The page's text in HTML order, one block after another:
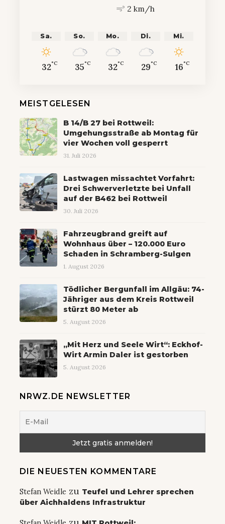
2 km/h
Sa.
32°C
So.
35°C
Mo.
32°C
Di.
29°C
Mi.
16°C
MEISTGELESEN
B 14/B 27 bei Rottweil:
Umgehungsstraße ab Montag für
vier Wochen voll gesperrt
31. Juli 2026
Lastwagen missachtet Vorfahrt:
Drei Schwerverletzte bei Unfall
auf der B462 bei Rottweil
30. Juli 2026
Fahrzeugbrand greift auf
Wohnhaus über – 120.000 Euro
Schaden in Schramberg-Sulgen
1. August 2026
Tödlicher Bergunfall im Allgäu: 74-
Jähriger aus dem Kreis Rottweil
stürzt 80 Meter ab
5. August 2026
„Mit Herz und Seele Wirt“: Eckhof-
Wirt Armin Daler ist gestorben
5. August 2026
NRWZ.DE NEWSLETTER
DIE NEUESTEN KOMMENTARE
Stefan Weidle zu Teufel und Lehrer sprechen
über Aichhaldens Infrastruktur